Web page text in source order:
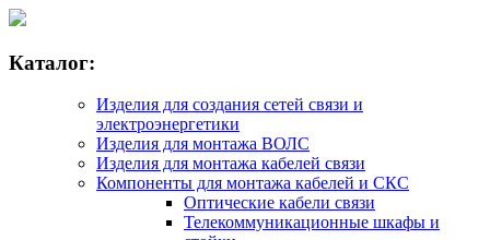
Каталог:
Изделия для создания сетей связи и
электроэнергетики
Изделия для монтажа ВОЛС
Изделия для монтажа кабелей связи
Компоненты для монтажа кабелей и СКС
Оптические кабели связи
Телекоммуникационные шкафы и